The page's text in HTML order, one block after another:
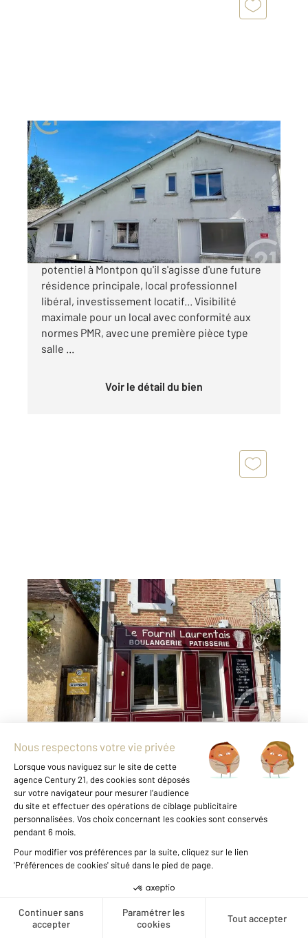
Créer une alerte
MONTPON MENESTEROL 24
Ref : 10705
Maison à vendre
139 000 €
Ne manquez pas cette opportunité à fort
potentiel à Montpon qu'il s'agisse d'une future
résidence principale, local professionnel
libéral, investissement locatif... Visibilité
maximale pour un local avec conformité aux
normes PMR, avec une première pièce type
salle ...
Voir le détail du bien
MONTPON MENESTEROL 24
63 m2, 4 pièces
Ref : 10876
Maison à vendre
113 000 €
Au coeur du bourg dynamique de Saint Laurent
des Hommes, nous vous proposons cet
ensemble immobilier composée d'une
boulangerie, toute équipée, et d'un logement
de fonction, jardin avec dépendance, sur une
parcelle de 914 m2. La partie habitation ...